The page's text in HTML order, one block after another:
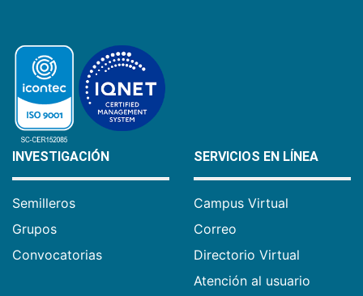
INVESTIGACIÓN
Semilleros
Grupos
Convocatorias
SERVICIOS EN LÍNEA
Campus Virtual
Correo
Directorio Virtual
Atención al usuario